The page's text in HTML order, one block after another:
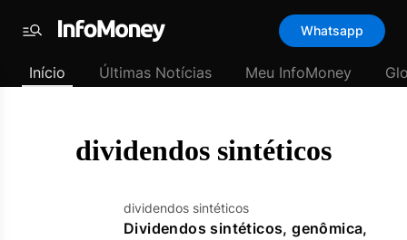
padrão
Últimas
Menu
Whatsapp
Início Últimas Notícias Meu InfoMoney
dividendos sintéticos
dividendos sintéticos
Dividendos sintéticos, genômica,